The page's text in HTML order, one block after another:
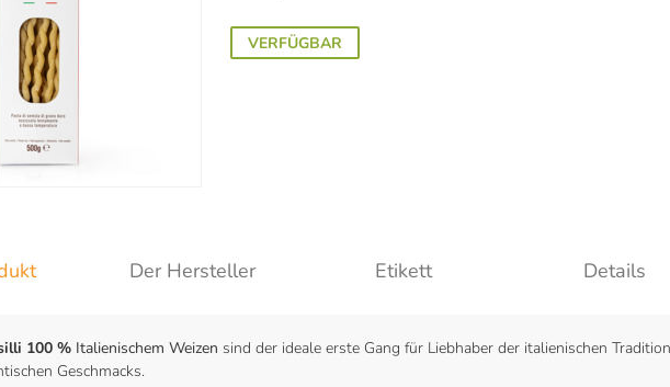
VERFÜGBAR
Der Hersteller Etikett Details
100 % Italienischem Weizen sind der ideale erste Gang für Liebhaber der italienischen Tradition
Geschmacks.